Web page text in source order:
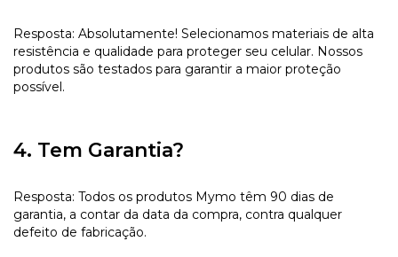
Resposta: Absolutamente! Selecionamos materiais de alta
resistência e qualidade para proteger seu celular. Nossos
produtos são testados para garantir a maior proteção
possível.
4. Tem Garantia?
Resposta: Todos os produtos Mymo têm 90 dias de
garantia, a contar da data da compra, contra qualquer
defeito de fabricação.